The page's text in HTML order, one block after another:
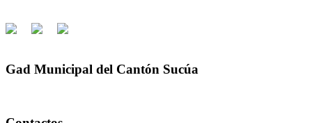
Gad Municipal del Cantón Sucúa